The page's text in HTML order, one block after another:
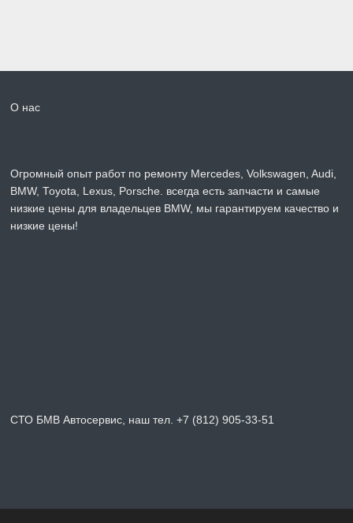
О нас
Огромный опыт работ по ремонту Mercedes, Volkswagen, Audi,
BMW, Toyota, Lexus, Porsche. всегда есть запчасти и самые
низкие цены для владельцев BMW, мы гарантируем качество и
низкие цены!
СТО БМВ Автосервис, наш тел. +7 (812) 905-33-51